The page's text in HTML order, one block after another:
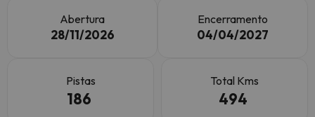
Abertura
28/11/2026
Encerramento
04/04/2027
Pistas
186
Total Kms
494